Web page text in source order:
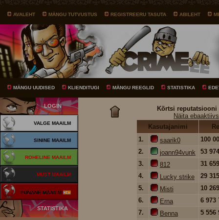
AVALEHT MÄNGU TUTVUSTUS REGISTREERU TASUTA ABILEHT
MÄNGU UUDISED KLIENDITUGI MÄNGU REEGLID STATISTIKA
LOGIN
VALGE MAAILM
SININE MAAILM
ROHELINE MAAILM
MUST MAAILM
PUNANE MAAILM
STATISTIKA
Kõrtsi reputatsiooni
Näita
Kasutajanimi
1.
saarik0
100
2.
joann94vunk
53
3.
812
31
4.
Lucky strike
29
5.
Misti
10
6.
Erna
6 973
7.
Benna
5 556